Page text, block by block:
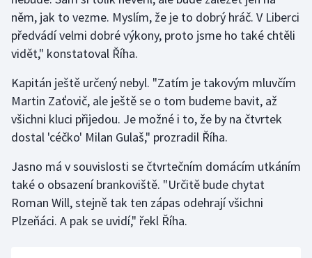
něm, jak to vezme. Myslím, že je to dobrý hráč. V Liberci
předvádí velmi dobré výkony, proto jsme ho také chtěli
vidět," konstatoval Říha.
Kapitán ještě určený nebyl. "Zatím je takovým mluvčím
Martin Zaťovič, ale ještě se o tom budeme bavit, až
všichni kluci přijedou. Je možné i to, že by na čtvrtek
dostal 'céčko' Milan Gulaš," prozradil Říha.
Jasno má v souvislosti se čtvrtečním domácím utkáním
také o obsazení brankoviště. "Určitě bude chytat
Roman Will, stejně tak ten zápas odehrají všichni
Plzeňáci. A pak se uvidí," řekl Říha.